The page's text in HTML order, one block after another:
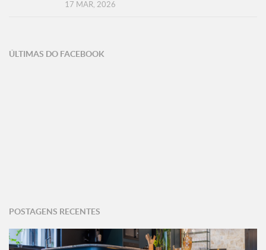
17 MAR, 2026
ÚLTIMAS DO FACEBOOK
POSTAGENS RECENTES